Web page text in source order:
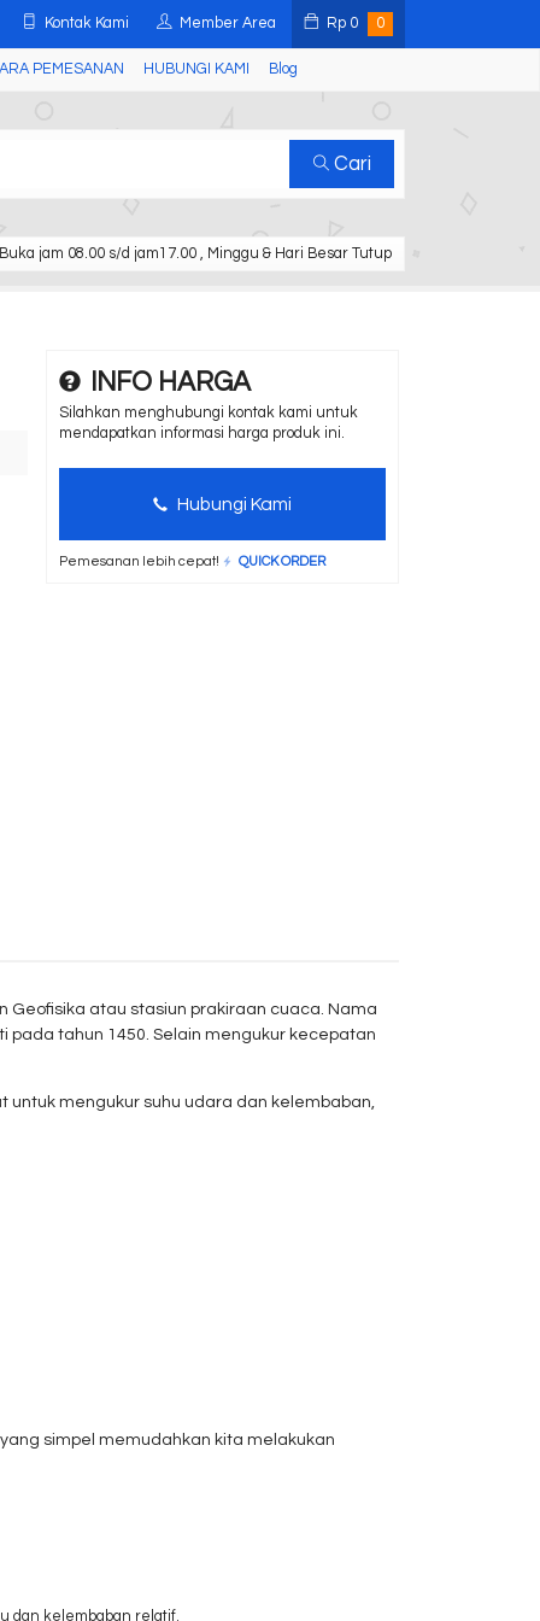
Kontak Kami Member Area Rp 0 0
PEMESANAN HUBUNGI KAMI Blog
Cari
Buka jam 08.00 s/d jam17.00 , Minggu & Hari Besar Tutup
INFO HARGA
Silahkan menghubungi kontak kami untuk
mendapatkan informasi harga produk ini.
Hubungi Kami
Pemesanan lebih cepat!
QUICK ORDER
atau stasiun prakiraan cuaca. Nama
tahun 1450. Selain mengukur kecepatan
mengukur suhu udara dan kelembaban,
simpel memudahkan kita melakukan
dan kelembaban relatif.